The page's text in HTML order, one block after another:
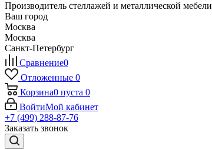
Производитель стеллажей и металлической мебели
Ваш город
Москва
Москва
Санкт-Петербург
Сравнение0
Отложенные 0
Корзина0 пуста 0
ВойтиМой кабинет
+7 (499) 288-87-76
Заказать звонок